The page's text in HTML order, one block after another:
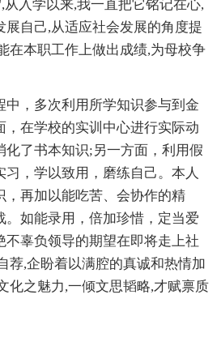
入学以来,我一直把它铭记在心,
展自己,从适应社会发展的角度提
在本职工作上做出成绩,为母校争
中，多次利用所学知识参与到金
，在学校的实训中心进行实际动
化了书本知识;另一方面，利用假
，学以致用，磨练自己。本人
，再加以能吃苦、会协作的精
。如能录用，倍加珍惜，定当爱
不辜负领导的期望在即将走上社
荐,企盼着以满腔的真诚和热情加
化之魅力,一倾文思韬略,才赋禀质